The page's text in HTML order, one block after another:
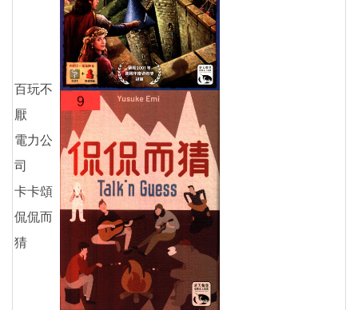
百玩不
厭
電力公
司
卡卡頌
侃侃而
猜